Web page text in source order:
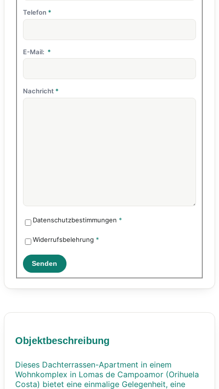
Telefon *
E-Mail: *
Nachricht*
Datenschutzbestimmungen *
Widerrufsbelehrung *
Objektbeschreibung
Dieses Dachterrassen-Apartment in einem
Wohnkomplex in Lomas de Campoamor (Orihuela
Costa) bietet eine einmalige Gelegenheit, eine